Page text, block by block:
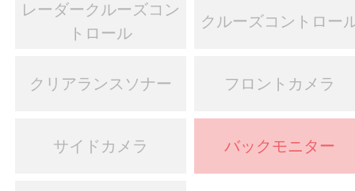
レーダークルーズコン
トロール
クルーズコントロー
クリアランスソナー フロントカメラ
サイドカメラ バックモニター